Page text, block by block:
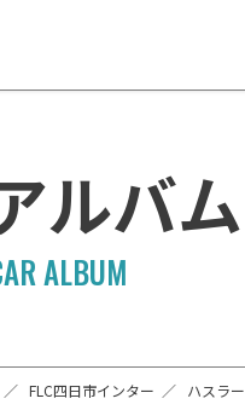
ルバム
FLC四日市インター ハスラー